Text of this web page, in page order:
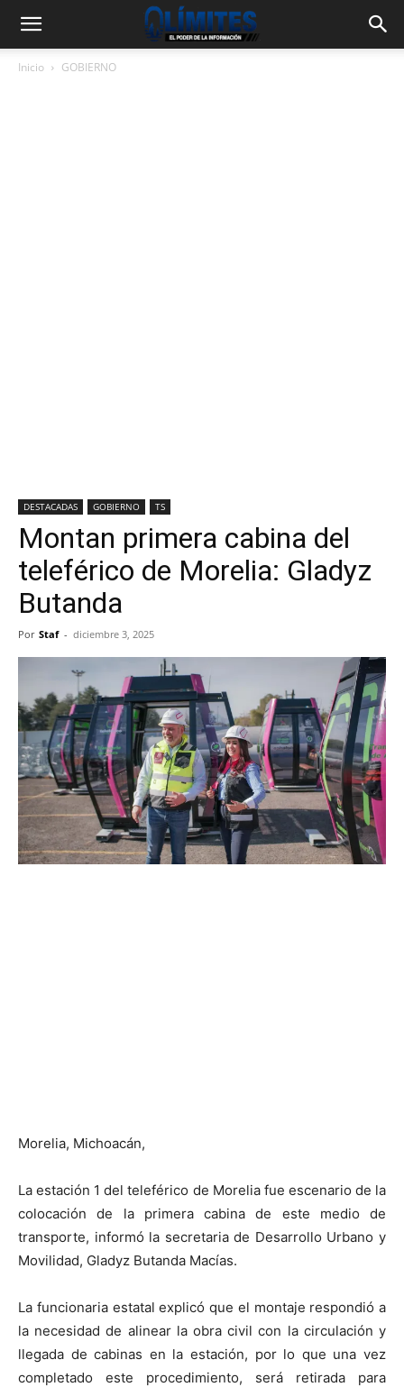
Inicio GOBIERNO
DESTACADAS GOBIERNO TS
Montan primera cabina del
teleférico de Morelia: Gladyz
Butanda
Por Staf - diciembre 3, 2025
Morelia, Michoacán,
La estación 1 del teleférico de Morelia fue escenario de la
colocación de la primera cabina de este medio de
transporte, informó la secretaria de Desarrollo Urbano y
Movilidad, Gladyz Butanda Macías.
La funcionaria estatal explicó que el montaje respondió a
la necesidad de alinear la obra civil con la circulación y
llegada de cabinas en la estación, por lo que una vez
completado este procedimiento, será retirada para